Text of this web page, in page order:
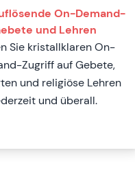
On-Demand-
und Lehren
Sie kristallklaren On-
Zugriff auf Gebete,
und religiöse Lehren
und überall.